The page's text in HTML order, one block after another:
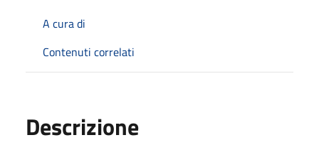
A cura di
Contenuti correlati
Descrizione